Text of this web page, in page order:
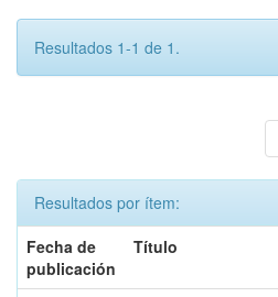
Resultados 1-1 de 1.
Resultados por ítem:
Fecha de
publicación
Título